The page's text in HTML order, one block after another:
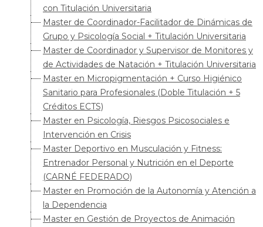
con Titulación Universitaria
Master de Coordinador-Facilitador de Dinámicas de
Grupo y Psicología Social + Titulación Universitaria
Master de Coordinador y Supervisor de Monitores y
de Actividades de Natación + Titulación Universitaria
Master en Micropigmentación + Curso Higiénico
Sanitario para Profesionales (Doble Titulación + 5
Créditos ECTS)
Master en Psicología, Riesgos Psicosociales e
Intervención en Crisis
Master Deportivo en Musculación y Fitness:
Entrenador Personal y Nutrición en el Deporte
(CARNÉ FEDERADO)
Master en Promoción de la Autonomía y Atención a
la Dependencia
Master en Gestión de Proyectos de Animación